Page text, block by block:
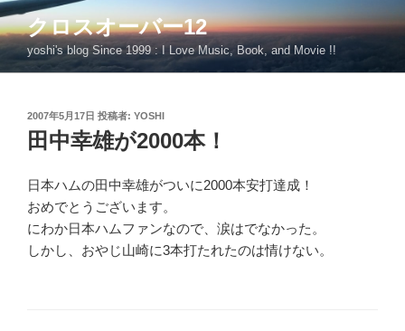
コ
ン
テ
ン
クロスオーバー12
yoshi's blog Since 1999 : I Love Music, Book, and Movie !!
投
稿
日:
2007年5月17日 投稿者: YOSHI
田中幸雄が2000本！
日本ハムの田中幸雄がついに2000本安打達成！
おめでとうございます。
にわか日本ハムファンなので、涙はでなかった。
しかし、おやじ山崎に3本打たれたのは情けない。